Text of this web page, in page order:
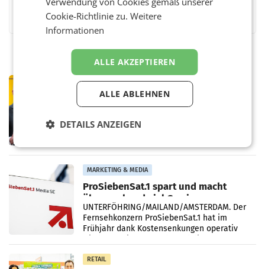
FacebookTwitterMessengerWhatsAppLinkedInXING Teilen
PRIMENEWS
Österreichische Post: Umsatzplus im
ersten Halbjahr trotz schwachem
Briefgeschäft
WIEN Die Österreichische Post AG hat im
einem Plus von 3,8 Prozent gegenüber dem
Vergleichszeitraum
MARKETING & MEDIA
ProSiebenSat.1 spart und macht
überraschend viel Gewinn
UNTERFÖHRING/MAILAND/AMSTERDAM. Der
Fernsehkonzern ProSiebenSat.1 hat im
Frühjahr dank Kostensenkungen operativ
RETAIL
Cookie-Richtlinie zu.Weitere
Informationen
ALLE AKZEPTIEREN
ALLE ABLEHNEN
DETAILS ANZEIGEN